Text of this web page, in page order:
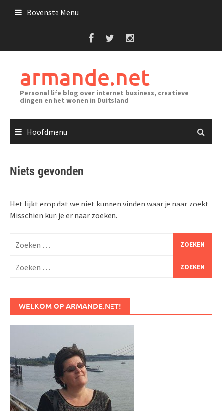
Bovenste Menu
armande.net
Personal life blog over internet business, creatieve
dingen en het wonen in Duitsland
Hoofdmenu
Niets gevonden
Het lijkt erop dat we niet kunnen vinden waar je naar zoekt.
Misschien kun je er naar zoeken.
naar:
naar:
WELKOM OP ARMANDE.NET!